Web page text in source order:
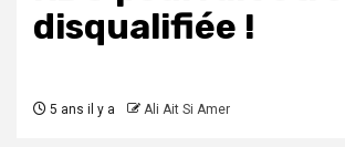
disqualifiée !
5 ans il y a Ali Ait Si Amer